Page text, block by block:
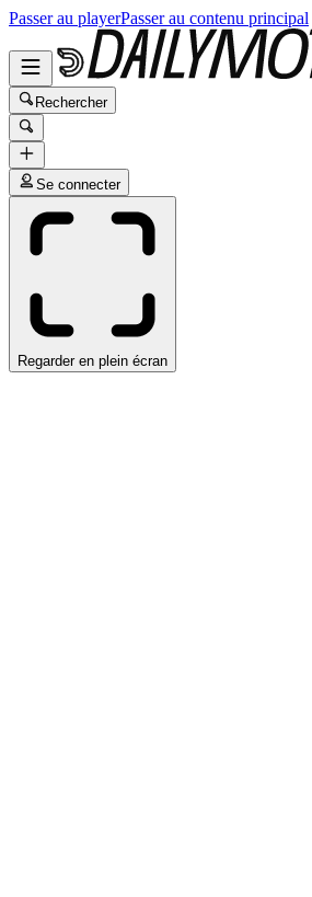
Passer au playerPasser au contenu principal
Rechercher
Se connecter
Regarder en plein écran